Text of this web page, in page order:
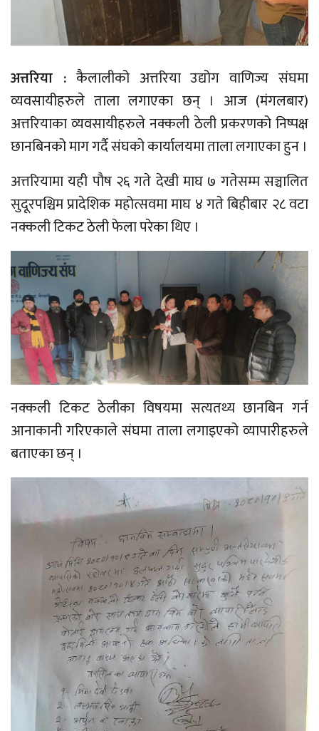
अत्तरिया :कैलालीको अत्तरिया उद्योग वाणिज्य संघमा
व्यवसायीहरुले ताला लगाएका छन् । आज (मंगलबार)
अत्तरियाका व्यवसायीहरुले नक्कली ठेली प्रकरणको निष्पक्ष
छानबिनको माग गर्दै संघको कार्यालयमा ताला लगाएका हुन ।
अत्तरियामा यही पौष २६ गते देखी माघ ७ गतेसम्म सञ्चालित
सुदूरपश्चिम प्रादेशिक महोत्सवमा माघ ४ गते बिहीबार २८ वटा
नक्कली टिकट ठेली फेला परेका थिए ।
नक्कली टिकट ठेलीका विषयमा सत्यतथ्य छानबिन गर्न
आनाकानी गरिएकाले संघमा ताला लगाइएको व्यापारीहरुले
बताएका छन् ।